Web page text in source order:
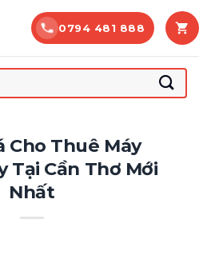
0794 481 888
Cho Thuê Máy
Tại Cần Thơ Mới
Nhất